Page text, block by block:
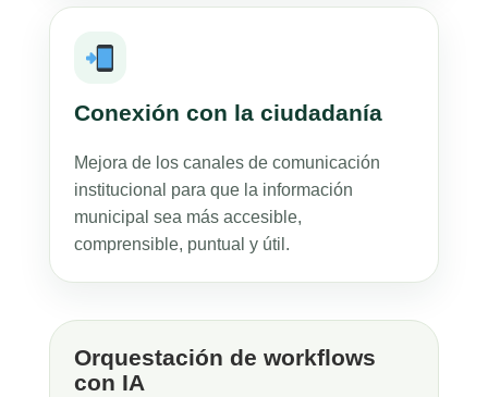
Conexión con la ciudadanía
Mejora de los canales de comunicación
institucional para que la información
municipal sea más accesible,
comprensible, puntual y útil.
Orquestación de workflows
con IA